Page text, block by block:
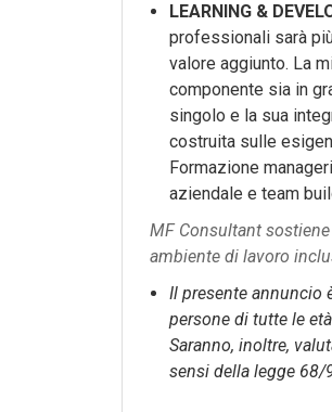
LEARNING &
professionali sarà
valore aggiunto. La
componente sia in
singolo e la sua
costruita sulle
Formazione
aziendale e team
MF Consultant
ambiente di lavoro
Il presente annuncio
persone di tutte le
Saranno, inoltre,
sensi della legge 68/